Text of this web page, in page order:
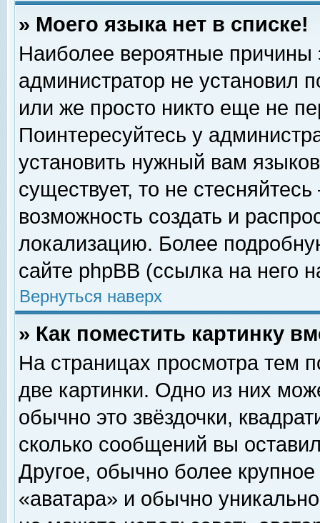
» Моего языка нет в списке!
Наиболее вероятные причины
администратор не установил
или же просто никто еще не
Поинтересуйтесь у
установить нужный вам
существует, то не
возможность создать и
локализацию. Более
сайте phpBB (ссылка на него
Вернуться наверх
» Как поместить картинку
На страницах просмотра тем
две картинки. Одно из них
обычно это звёздочки,
сколько сообщений вы
Другое, обычно более
«аватара» и обычно